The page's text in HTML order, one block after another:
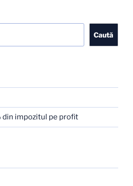
Caută
din impozitul pe profit